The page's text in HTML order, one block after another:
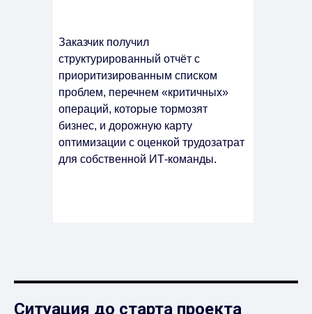
Заказчик получил
структурированный отчёт с
приоритизированным списком
проблем, перечнем «критичных»
операций, которые тормозят
бизнес, и дорожную карту
оптимизации с оценкой трудозатрат
для собственной ИТ-команды.
Ситуация до старта проекта